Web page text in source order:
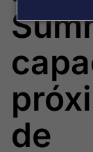
de